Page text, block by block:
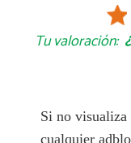
Tu valoración:
Si no visualiza
cualquier